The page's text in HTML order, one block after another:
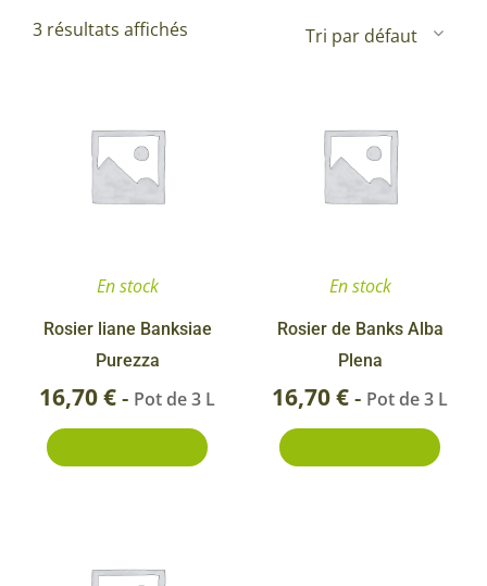
3 résultats affichés
En stock
Rosier liane Banksiae
Purezza
16,70€- Pot de 3 L
En stock
Rosier de Banks Alba
Plena
16,70€- Pot de 3 L